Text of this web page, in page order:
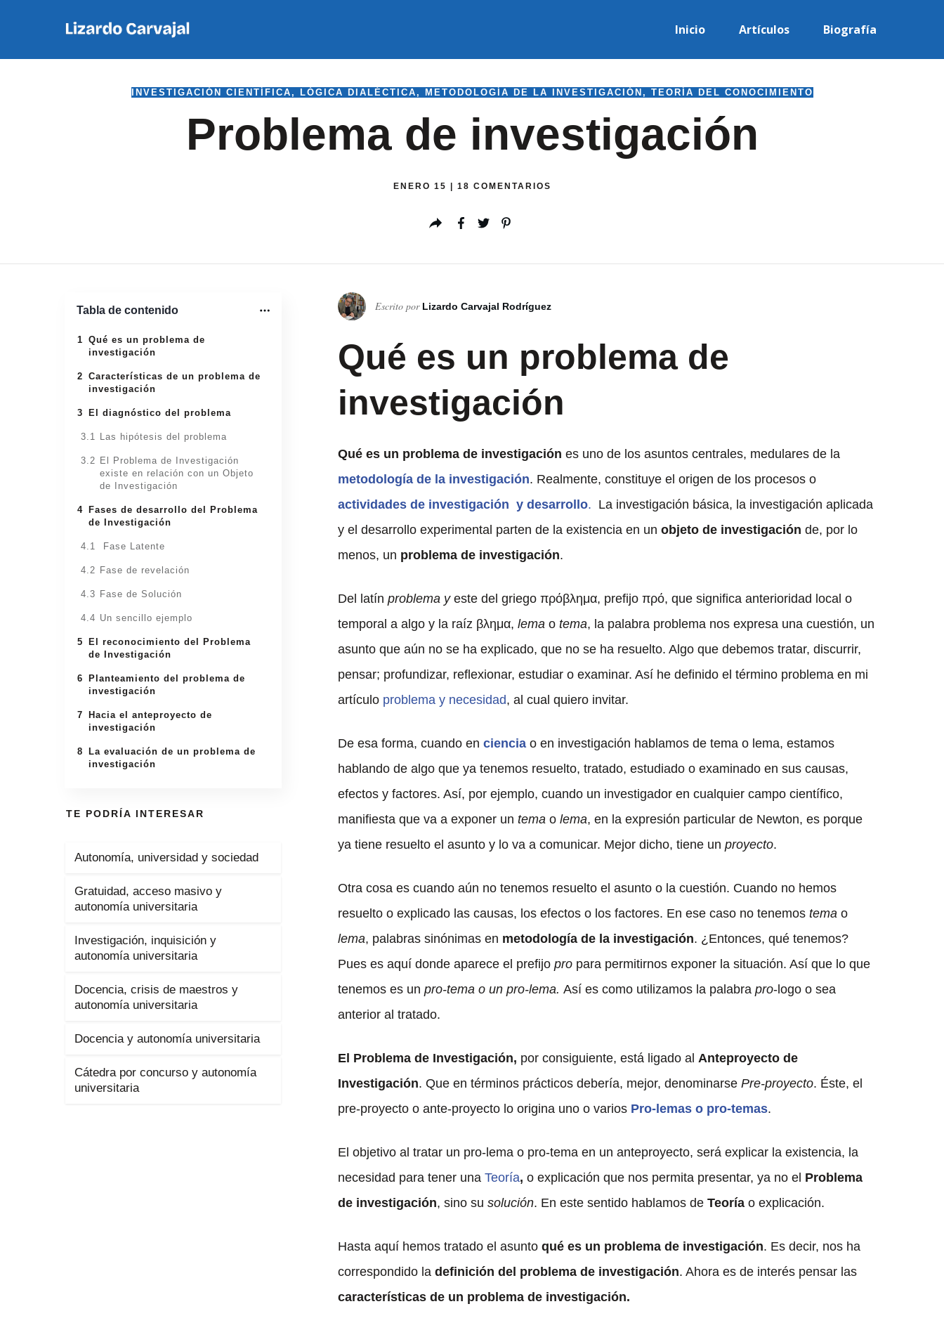
Inicio Artículos Biografía
INVESTIGACIÓN CIENTÍFICA , LÓGICA DIALÉCTICA , METODOLOGÍA DE LA INVESTIGACIÓN , TEORÍA DEL CONOCIMIENTO
Problema de investigación
ENERO 15 18 COMENTARIOS
Escrito por Lizardo Carvajal Rodríguez
Qué es un problema de
investigación
Qué es un problema de investigación es uno de los asuntos centrales, medulares de la
metodología de la investigación. Realmente, constituye el origen de los procesos o
actividades de investigación y desarrollo. La investigación básica, la investigación aplicada
y el desarrollo experimental parten de la existencia en unobjeto de investigación de, por lo
menos, un problema de investigación.
Del latínproblema yeste del griego πρόβλημα, prefijo πρό, que significa anterioridad local o
temporal a algo y la raíz βλημα,lema otema, la palabra problema nos expresa una cuestión, un
asunto que aún no se ha explicado, que no se ha resuelto. Algo que debemos tratar, discurrir,
pensar; profundizar, reflexionar, estudiar o examinar. Así he definido el término problema en mi
artículo problema y necesidad, al cual quiero invitar.
De esa forma, cuando en ciencia o en investigación hablamos de tema o lema, estamos
hablando de algo que ya tenemos resuelto, tratado, estudiado o examinado en sus causas,
efectos y factores. Así, por ejemplo, cuando un investigador en cualquier campo científico,
manifiesta que va a exponer untema olema, en la expresión particular de Newton, es porque
ya tiene resuelto el asunto y lo va a comunicar. Mejor dicho, tiene unproyecto.
Otra cosa es cuando aún no tenemos resuelto el asunto o la cuestión. Cuando no hemos
resuelto o explicado las causas, los efectos o los factores. En ese caso no tenemostema o
lema, palabras sinónimas en metodología de la investigación. ¿Entonces, qué tenemos?
Pues es aquí donde aparece el prefijopro para permitirnos exponer la situación. Así que lo que
tenemos es unpro-tema o un pro-lema.Así es como utilizamos la palabrapro-logo o sea
anterior al tratado.
El Problema de Investigación, por consiguiente, está ligado alAnteproyecto de
Investigación. Que en términos prácticos debería, mejor, denominarsePre-proyecto. Éste, el
pre-proyecto o ante-proyecto lo origina uno o varios Pro-lemas o pro-temas.
El objetivo al tratar un pro-lema o pro-tema en un anteproyecto, será explicar la existencia, la
necesidad para tener unaTeoría,o explicación que nos permita presentar, ya no el Problema
de investigación, sino susolución. En este sentido hablamos deTeoríao explicación.
Hasta aquí hemos tratado el asuntoqué es un problema de investigación. Es decir, nos ha
correspondido ladefinición del problema de investigación. Ahora es de interés pensar las
características de un problema de investigación.
Tabla de contenido
1 Qué es un problema de
investigación
2 Características de un problema de
investigación
3 El diagnóstico del problema
3.1 Las hipótesis del problema
3.2 El Problema de Investigación
existe en relación con un Objeto
de Investigación
4
Fases de desarrollo del Problema
de Investigación
4.1 Fase Latente
4.2 Fase de revelación
4.3 Fase de Solución
4.4 Un sencillo ejemplo
5
El reconocimiento del Problema
de Investigación
6
Planteamiento del problema de
investigación
7
Hacia el anteproyecto de
investigación
8
La evaluación de un problema de
investigación
TE PODRÍA INTERESAR
Autonomía, universidad y sociedad
Gratuidad, acceso masivo y
autonomía universitaria
Investigación, inquisición y
autonomía universitaria
Docencia, crisis de maestros y
autonomía universitaria
Docencia y autonomía universitaria
Cátedra por concurso y autonomía
universitaria